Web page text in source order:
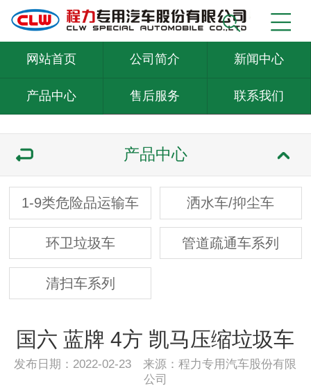
网站首页 公司简介 新闻中心
产品中心 售后服务 联系我们
产品中心
1-9类危险品运输车 洒水车/抑尘车
环卫垃圾车 管道疏通车系列
清扫车系列
国六 蓝牌 4方 凯马压缩垃圾车
发布日期：2022-02-23 来源：程力专用汽车股份有限
公司